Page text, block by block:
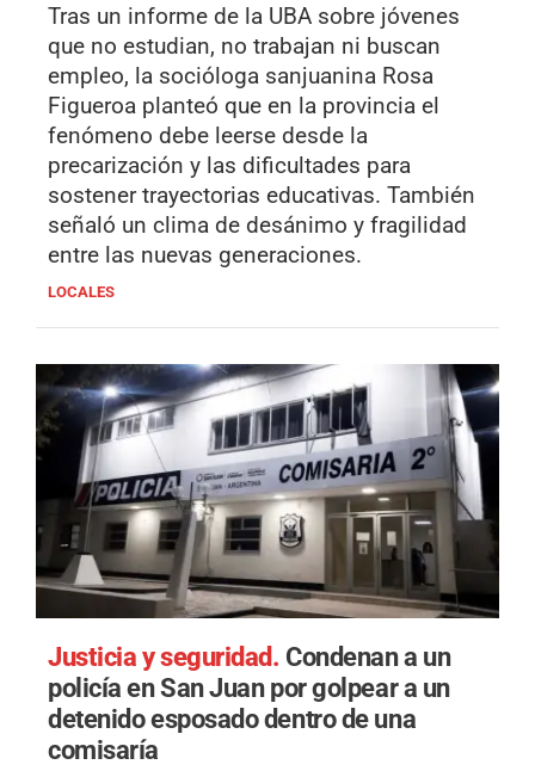
Tras un informe de la UBA sobre jóvenes
que no estudian, no trabajan ni buscan
empleo, la socióloga sanjuanina Rosa
Figueroa planteó que en la provincia el
fenómeno debe leerse desde la
precarización y las dificultades para
sostener trayectorias educativas. También
señaló un clima de desánimo y fragilidad
entre las nuevas generaciones.
LOCALES
Justicia y seguridad. Condenan a un
policía en San Juan por golpear a un
detenido esposado dentro de una
comisaría